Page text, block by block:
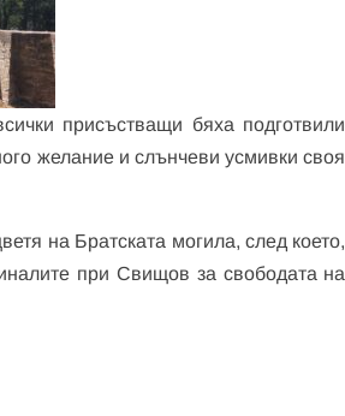
присъстващи бяха подготвили
желание и слънчеви усмивки своя
на Братската могила, след което,
при Свищов за свободата на